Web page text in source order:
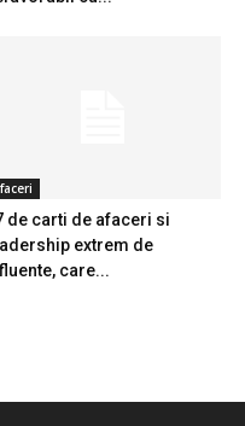
de carti de afaceri si
extrem de
care...